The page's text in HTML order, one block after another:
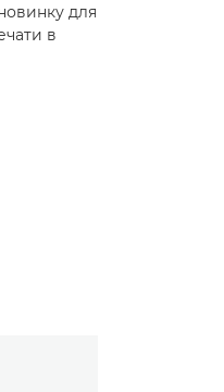
для
в